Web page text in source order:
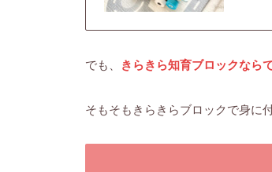
でも、 きらきら知育ブロックなら
そもそもきらきらブロックで身に